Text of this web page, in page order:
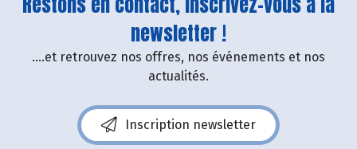
newsletter !
....et retrouvez nos offres, nos événements et nos
actualités.
Inscription newsletter